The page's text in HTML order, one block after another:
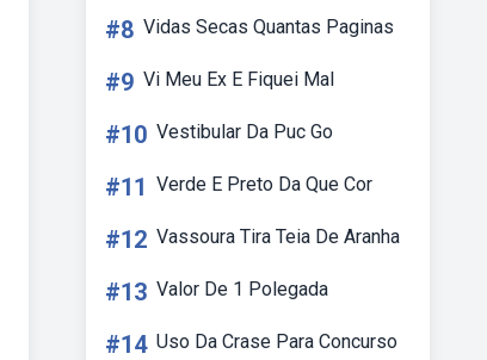
#8 Vidas Secas Quantas Paginas
#9 Vi Meu Ex E Fiquei Mal
#10 Vestibular Da Puc Go
#11 Verde E Preto Da Que Cor
#12 Vassoura Tira Teia De Aranha
#13 Valor De 1 Polegada
#14 Uso Da Crase Para Concurso